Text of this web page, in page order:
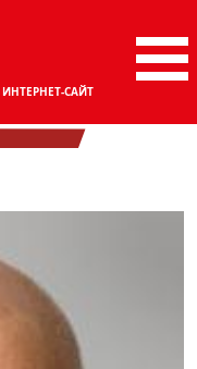
ИНТЕРНЕТ-САЙТ